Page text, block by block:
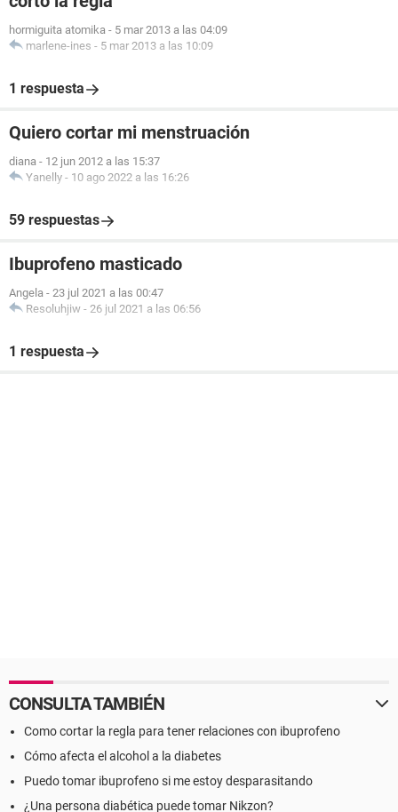
hormiguita atomika - 5 mar 2013 a las 04:09
marlene-ines - 5 mar 2013 a las 10:09
1 respuesta
Quiero cortar mi menstruación
diana - 12 jun 2012 a las 15:37
Yanelly - 10 ago 2022 a las 16:26
59 respuestas
Ibuprofeno masticado
Angela - 23 jul 2021 a las 00:47
Resoluhjiw - 26 jul 2021 a las 06:56
1 respuesta
CONSULTA TAMBIÉN
Como cortar la regla para tener relaciones con ibuprofeno
Cómo afecta el alcohol a la diabetes
Puedo tomar ibuprofeno si me estoy desparasitando
¿Una persona diabética puede tomar Nikzon?